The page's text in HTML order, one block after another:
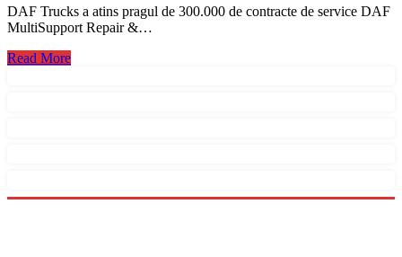
DAF Trucks a atins pragul de 300.000 de contracte de service DAF
MultiSupport Repair &…
Read More